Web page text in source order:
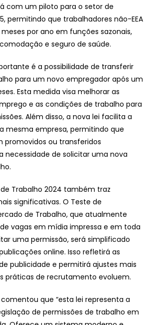
com um piloto para o setor de
permitindo que trabalhadores não-EEA
por ano em funções sazonais,
e seguro de saúde.
é a possibilidade de transferir
para um novo empregador após um
Esta medida visa melhorar as
e as condições de trabalho para
Além disso, a nova lei facilita a
mesma empresa, permitindo que
promovidos ou transferidos
necessidade de solicitar uma nova
de Trabalho 2024 também traz
significativas. O Teste de
de Trabalho, que atualmente
vagas em mídia impressa e em toda
uma permissão, será simplificado
online. Isso refletirá as
publicidade e permitirá ajustes mais
práticas de recrutamento evoluem.
comentou que “esta lei representa a
de permissões de trabalho em